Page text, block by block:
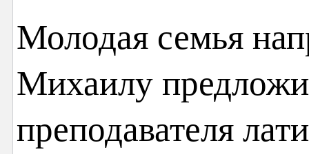
Молодая семья
Михаилу
преподавателя